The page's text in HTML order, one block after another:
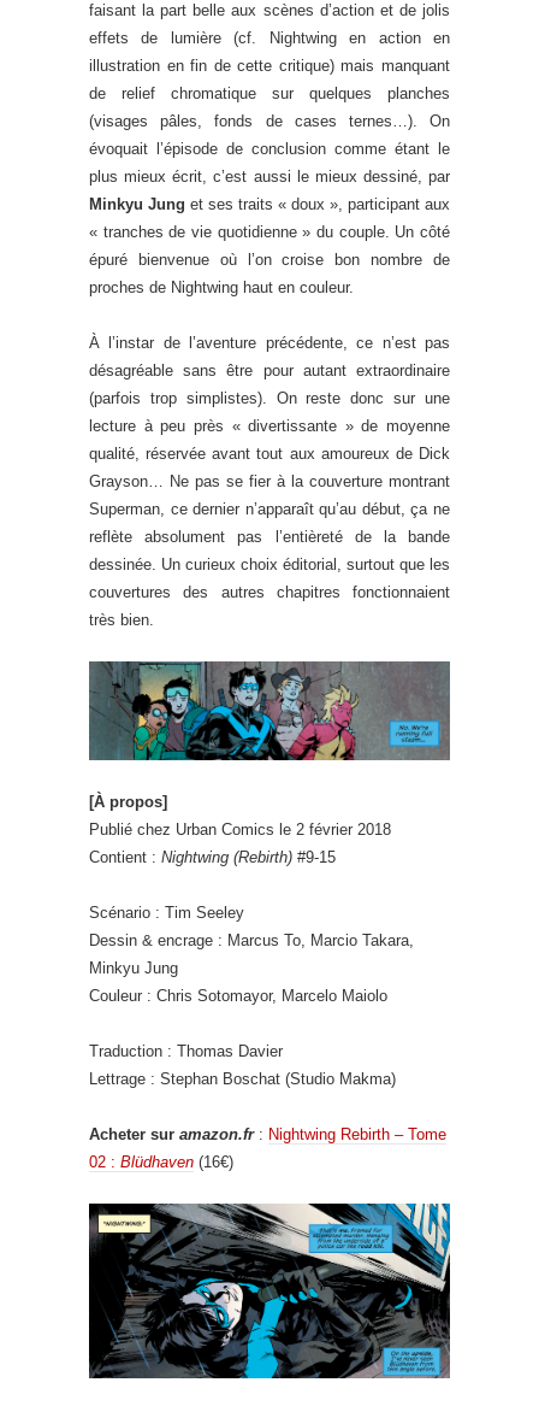
faisant la part belle aux scènes d’action et de jolis
effets de lumière (cf. Nightwing en action en
illustration en fin de cette critique) mais manquant
de relief chromatique sur quelques planches
(visages pâles, fonds de cases ternes…). On
évoquait l’épisode de conclusion comme étant le
plus mieux écrit, c’est aussi le mieux dessiné, par
Minkyu Jung et ses traits « doux », participant aux
« tranches de vie quotidienne » du couple. Un côté
épuré bienvenue où l’on croise bon nombre de
proches de Nightwing haut en couleur.
À l’instar de l’aventure précédente, ce n’est pas
désagréable sans être pour autant extraordinaire
(parfois trop simplistes). On reste donc sur une
lecture à peu près « divertissante » de moyenne
qualité, réservée avant tout aux amoureux de Dick
Grayson… Ne pas se fier à la couverture montrant
Superman, ce dernier n’apparaît qu’au début, ça ne
reflète absolument pas l’entièreté de la bande
dessinée. Un curieux choix éditorial, surtout que les
couvertures des autres chapitres fonctionnaient
très bien.
[À propos]
Publié chez Urban Comics le 2 février 2018
Contient : Nightwing (Rebirth) #9-15
Scénario : Tim Seeley
Dessin & encrage : Marcus To, Marcio Takara,
Minkyu Jung
Couleur : Chris Sotomayor, Marcelo Maiolo
Traduction : Thomas Davier
Lettrage : Stephan Boschat (Studio Makma)
Acheter sur amazon.fr: Nightwing Rebirth – Tome
02 : Blüdhaven (16€)